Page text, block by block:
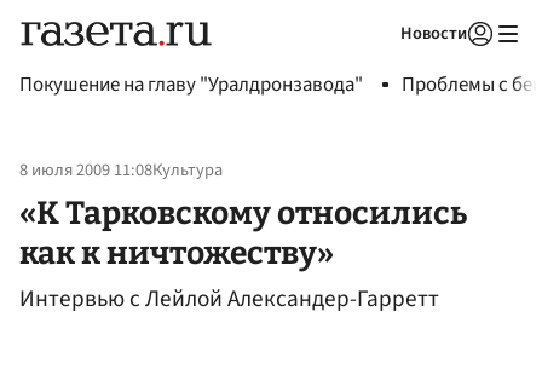
Новости
Покушение на главу "Уралдронзавода" Проблемы с
8 июля 2009 11:08Культура
«К Тарковскому относились
как к ничтожеству»
Интервью с Лейлой Александер-Гарретт